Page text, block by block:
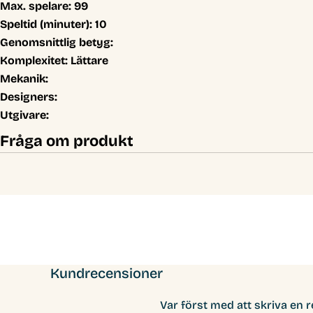
Max. spelare: 99
Speltid (minuter): 10
Genomsnittlig betyg:
Komplexitet: Lättare
Mekanik:
Designers:
Utgivare:
Fråga om produkt
Kundrecensioner
Var först med att skriva en